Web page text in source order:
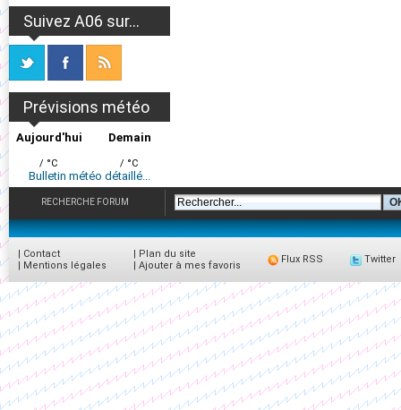
Suivez A06 sur...
Prévisions météo
Aujourd'hui
/ °C
Demain
/ °C
Bulletin météo détaillé...
RECHERCHE FORUM
| Contact
| Mentions légales
| Plan du site
| Ajouter à mes favoris
Flux RSS Twitter